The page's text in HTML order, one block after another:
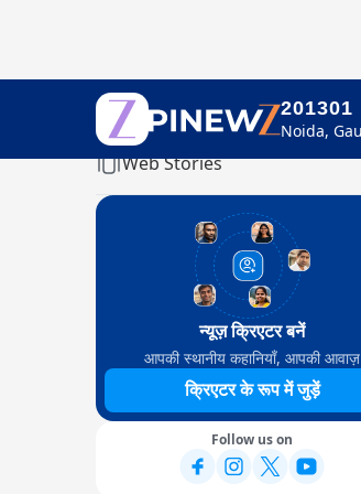
201301
Home
Web Stories
न्यूज़ क्रिएटर बनें
आपकी स्थानीय कहानियाँ, आपकी आवाज़
क्रिएटर के रूप में जुड़ें
Follow us on